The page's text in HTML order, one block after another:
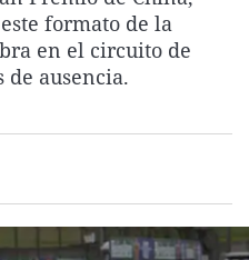
La rosa de los vientos
Gente viajera
Caso
Retornados
Operación Viuda
Extremadura
Galicia
Navarra
Virales
Televisión
formato de la
en el circuito de
de ausencia.